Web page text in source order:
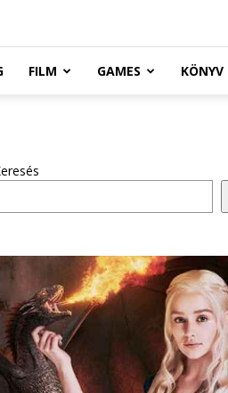
FILM GAMES KÖNYV